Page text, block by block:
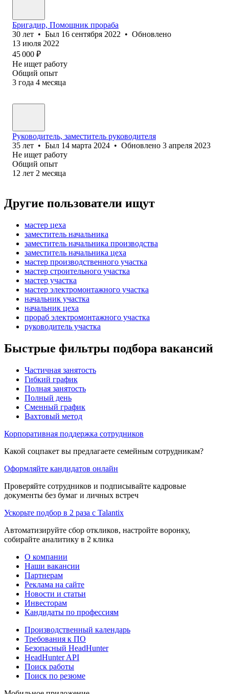
Бригадир, Помощник прораба
30 лет • Был 16 сентября 2022 • Обновлено
13 июля 2022
45 000 ₽
Не ищет работу
Общий опыт
3 года 4 месяца
Руководитель, заместитель руководителя
35 лет • Был 14 марта 2024 • Обновлено 3 апреля 2023
Не ищет работу
Общий опыт
12 лет 2 месяца
Другие пользователи ищут
мастер цеха
заместитель начальника
заместитель начальника производства
заместитель начальника цеха
мастер производственного участка
мастер строительного участка
мастер участка
мастер электромонтажного участка
начальник участка
начальник цеха
прораб электромонтажного участка
руководитель участка
Быстрые фильтры подбора вакансий
Частичная занятость
Гибкий график
Полная занятость
Полный день
Сменный график
Вахтовый метод
Корпоративная поддержка сотрудников
Какой соцпакет вы предлагаете семейным сотрудникам?
Оформляйте кандидатов онлайн
Проверяйте сотрудников и подписывайте кадровые
документы без бумаг и личных встреч
Ускорьте подбор в 2 раза с Talantix
Автоматизируйте сбор откликов, настройте воронку,
собирайте аналитику в 2 клика
О компании
Наши вакансии
Партнерам
Реклама на сайте
Новости и статьи
Инвесторам
Кандидаты по профессиям
Производственный календарь
Требования к ПО
Безопасный HeadHunter
HeadHunter API
Поиск работы
Поиск по резюме